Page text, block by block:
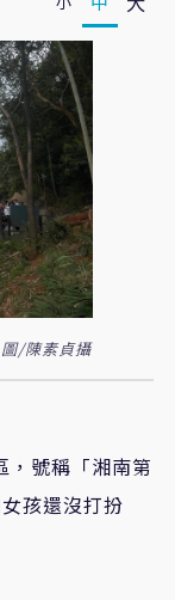
/陳素貞攝
，號稱「湘南第
孩還沒打扮